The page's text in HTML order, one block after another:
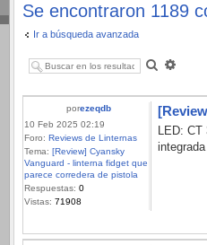
Se encontraron 1189
Ir a búsqueda avanzada
Buscar
porezeqdb
10 Feb 2025 02:19
Foro: Reviews de Linternas
Tema: [Review] Cyansky
Vanguard - linterna fidget que
parece corredera de pistola
Respuestas: 0
Vistas: 71908
LED: